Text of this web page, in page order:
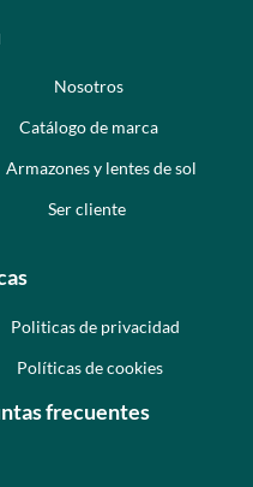
Nosotros
Catálogo de marca
Armazones y lentes de sol
Ser cliente
Politicas de privacidad
Políticas de cookies
frecuentes